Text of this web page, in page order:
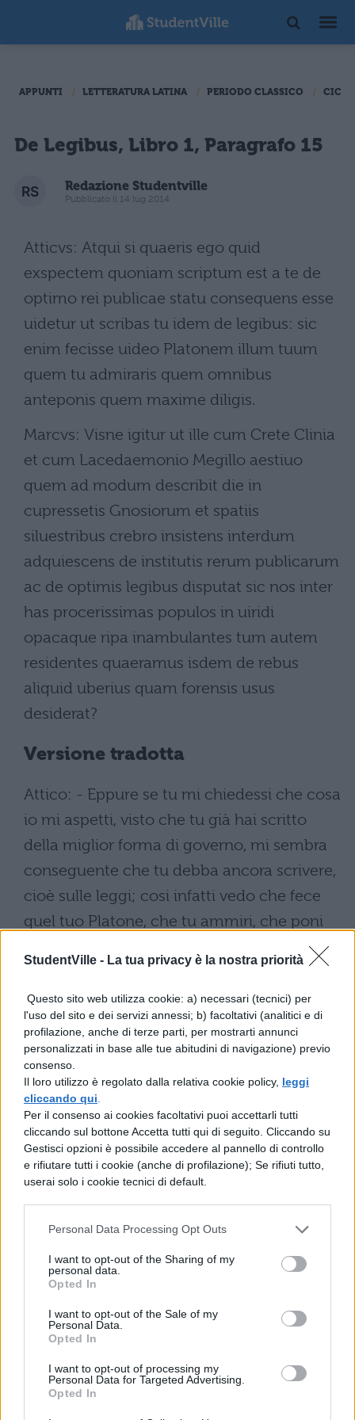
StudentVille - La tua privacy è la nostra priorità
Questo sito web utilizza cookie: a) necessari (tecnici) per
l'uso del sito e dei servizi annessi; b) facoltativi (analitici e di
profilazione, anche di terze parti, per mostrarti annunci
personalizzati in base alle tue abitudini di navigazione) previo
consenso.
Il loro utilizzo è regolato dalla relativa cookie policy, leggi
cliccando qui
Per il consenso ai cookies facoltativi puoi accettarli tutti
cliccando sul bottone Accetta tutti qui di seguito. Cliccando su
Gestisci opzioni è possibile accedere al pannello di controllo
e rifiutare tutti i cookie (anche di profilazione); Se rifiuti tutto,
userai solo i cookie tecnici di default.
Personal Data Processing Opt Outs
I want to opt-out of the Sharing of my
personal data.
Opted In
I want to opt-out of the Sale of my
Personal Data.
Opted In
I want to opt-out of processing my
Personal Data for Targeted Advertising.
Opted In
APPUNTI LETTERATURA LATINA PERIODO CLASSICO
De Legibus, Libro 1, Paragrafo 15
Redazione Studentville
Pubblicato il 14 lug 2014
Atticvs: Atqui si quaeris ego quid
exspectem quoniam scriptum est a te de
optimo rei publicae statu consequens esse
uidetur ut scribas tu idem de legibus: sic
enim fecisse uideo Platonem illum tuum
quem tu admiraris quem omnibus
anteponis quem maxime diligis.
Marcvs: Visne igitur ut ille cum Crete Clinia
et cum Lacedaemonio Megillo aestiuo
quem ad modum describit die in
cupressetis Gnosiorum et spatiis
siluestribus crebro insistens interdum
adquiescens de institutis rerum publicarum
ac de optimis legibus disputat sic nos inter
has procerissimas populos in uiridi
opacaque ripa inambulantes tum autem
residentes quaeramus isdem de rebus
aliquid uberius quam forensis usus
desiderat?
Versione tradotta
Attico: - Eppure se tu mi chiedessi che cosa
io mi aspetti, visto che tu già hai scritto
della miglior forma di governo, mi sembra
conseguente che tu debba ancora scrivere,
cioè sulle leggi; cosi infatti vedo che fece
quel tuo Platone, che tu ammiri, che poni
come quella persona in compagnia del
cretese Clinia e lo spartano Megillo in un
giorno d'estate, a quanto egli stesso scrive,
il quale, soffermandosi spesso durante una
passeggiata nel bosco fra i cipresseti di
Cnosso, e di tanto in tanto sedendosi a
riposare, discorreva delle istituzioni
politiche e delle migliori legislazioni; e così
noi, passeggiando fra questi altissimi pioppi
su una riva verdeggiante ed ombrosa, e poi
mettendoci anche a sedere, dovremmo
ricercare intorno a questi medesimi
argomenti qualcosa di più stimolante di
quello che esige la pratica forense?